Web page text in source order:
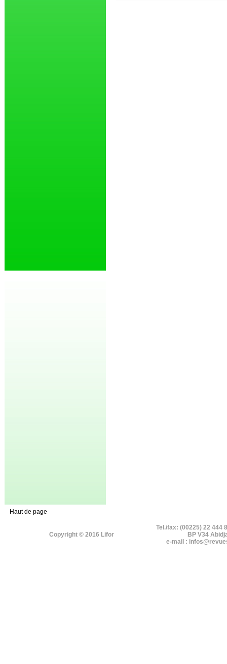
Haut de page
Copyright © 2016 Lifor
Tel./fax: (00225) 22 444
BP V34
e-mail :